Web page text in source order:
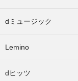
dミュージック
Lemino
dヒッツ